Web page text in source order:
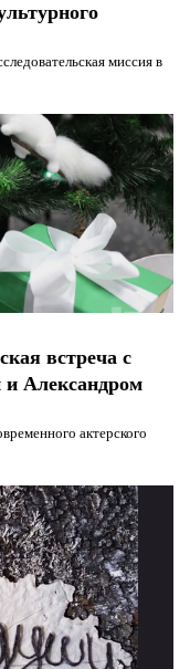
миссия в
встреча с
и Александром
актерского
и
и